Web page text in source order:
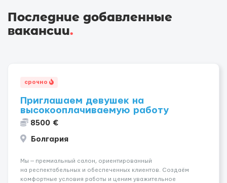
Последние добавленные
вакансии.
срочно
Приглашаем девушек на
высокооплачиваемую работу
8500 €
Болгария
Мы — премиальный салон, ориентированный
на респектабельных и обеспеченных клиентов. Создаём
комфортные условия работы и ценим уважительное